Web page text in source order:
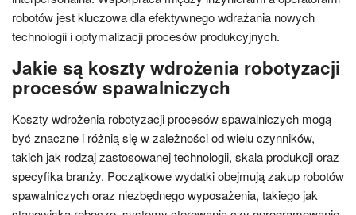
robotów jest kluczowa dla efektywnego wdrażania nowych
technologii i optymalizacji procesów produkcyjnych.
Jakie są koszty wdrożenia robotyzacji
procesów spawalniczych
Koszty wdrożenia robotyzacji procesów spawalniczych mogą
być znaczne i różnią się w zależności od wielu czynników,
takich jak rodzaj zastosowanej technologii, skala produkcji oraz
specyfika branży. Początkowe wydatki obejmują zakup robotów
spawalniczych oraz niezbędnego wyposażenia, takiego jak